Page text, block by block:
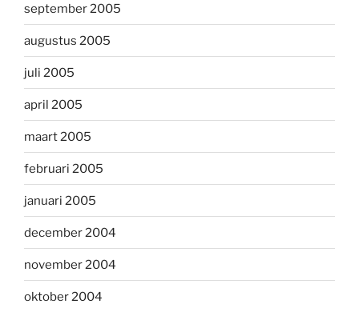
september 2005
augustus 2005
juli 2005
april 2005
maart 2005
februari 2005
januari 2005
december 2004
november 2004
oktober 2004